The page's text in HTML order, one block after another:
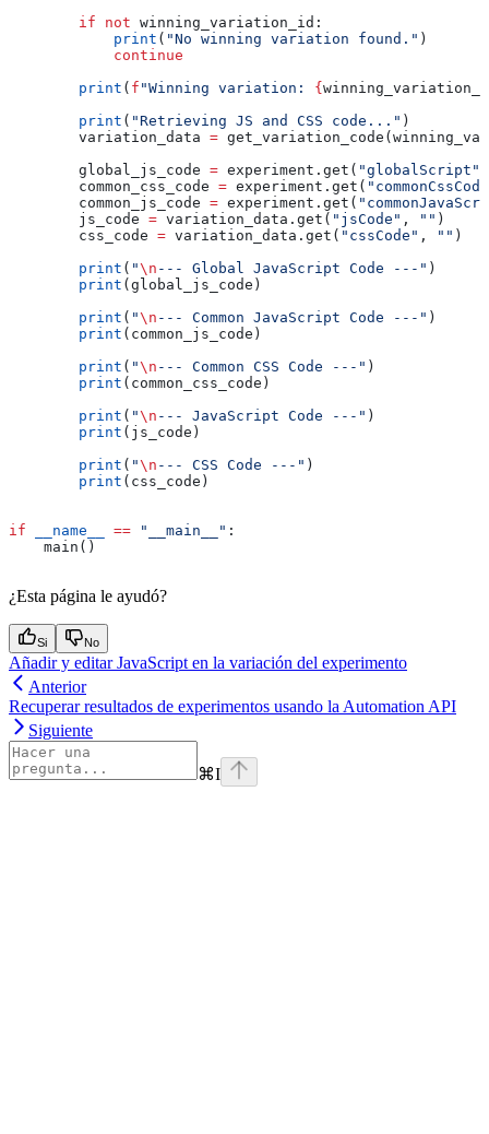
        if
not winning_variation_id:
            print
( "No winning variation found." )
            continue
        print
( f "Winning variation: {
        print
( "Retrieving JS and CSS code..." )
        variation_data
=
        global_js_code
= experiment.get( "globalScript"
        common_css_code
= experiment.get(
        common_js_code
= experiment.get(
        js_code
= variation_data.get( "jsCode" , "" )
        css_code
= variation_data.get( "cssCode" , "" )
        print
( "\n --- Global JavaScript Code ---" )
        print
(global_js_code)
        print
( "\n --- Common JavaScript Code ---" )
        print
(common_js_code)
        print
( "\n --- Common CSS Code ---" )
        print
(common_css_code)
        print
( "\n --- JavaScript Code ---" )
        print
(js_code)
        print
( "\n --- CSS Code ---" )
        print
(css_code)
if __name__ == "__main__" :
    main()
¿Esta página le ayudó?
Si No
Añadir y editar JavaScript en la variación del experimento
Anterior
Recuperar resultados de experimentos usando la Automation API
Siguiente
⌘I